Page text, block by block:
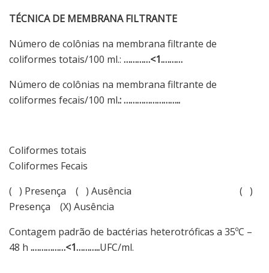
TÉCNICA DE MEMBRANA FILTRANTE
Número de colônias na membrana filtrante de
coliformes totais/100 ml.: …………<1.………
Número de colônias na membrana filtrante de
coliformes fecais/100 ml.: ……………………..
Coliformes totais
Coliformes Fecais
( ) Presença ( ) Ausência ( )
Presença (X) Ausência
Contagem padrão de bactérias heterotróficas a 35ºC –
48 h .……………<1………..UFC/ml.